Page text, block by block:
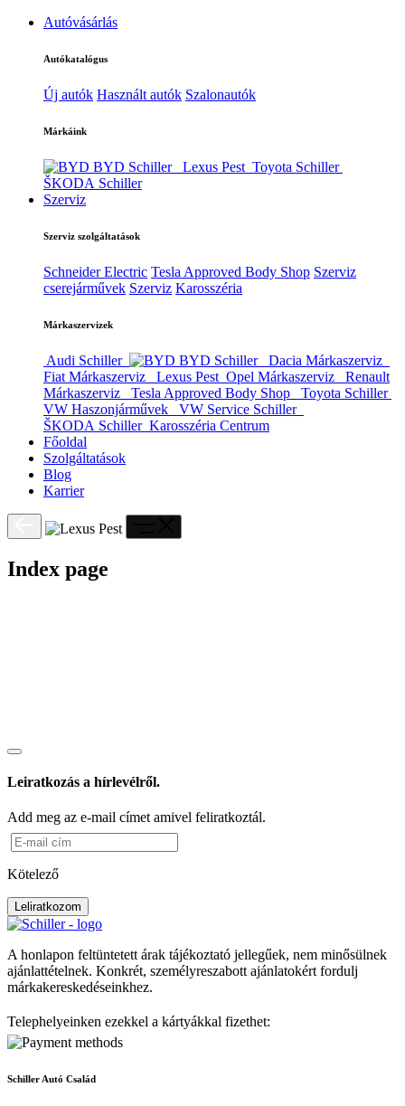
Autóvásárlás
Autókatalógus
Új autók Használt autók Szalonautók
Márkáink
BYD Schiller Lexus Pest Toyota Schiller
ŠKODA Schiller
Szerviz
Szerviz szolgáltatások
Schneider Electric Tesla Approved Body Shop Szerviz
cserejárművek Szerviz Karosszéria
Márkaszervizek
Audi Schiller BYD Schiller
Dacia Márkaszerviz
Fiat Márkaszerviz
Lexus Pest Opel Márkaszerviz
Renault
Márkaszerviz
Tesla Approved Body Shop
Toyota Schiller
VW Haszonjárművek
VW Service Schiller
ŠKODA Schiller Karosszéria Centrum
Főoldal
Szolgáltatások
Blog
Karrier
Index page
Leiratkozás a hírlevélről.
Add meg az e-mail címet amivel feliratkoztál.
Kötelező
Leliratkozom
A honlapon feltüntetett árak tájékoztató jellegűek, nem minősülnek
ajánlattételnek. Konkrét, személyreszabott ajánlatokért fordulj
márkakereskedéseinkhez.
Telephelyeinken ezekkel a kártyákkal fizethet:
Schiller Autó Család